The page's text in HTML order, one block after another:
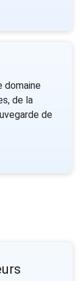
domaine
de la
de